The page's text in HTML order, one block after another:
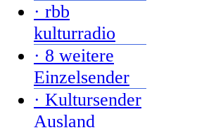
· rbb
kulturradio
· 8 weitere
Einzelsender
· Kultursender
Ausland